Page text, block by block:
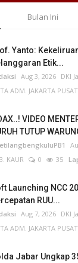
Bulan Ini
Yanto:
Etik...
Aug 3, 2026 DKI
ADM. JAKARTA PUSAT
VIDEO
TUTUP
KAUR
0 35
Launching NCC
RUU...
Aug 7, 2026 DKI
ADM. JAKARTA PUSAT
Jabar Ungkap